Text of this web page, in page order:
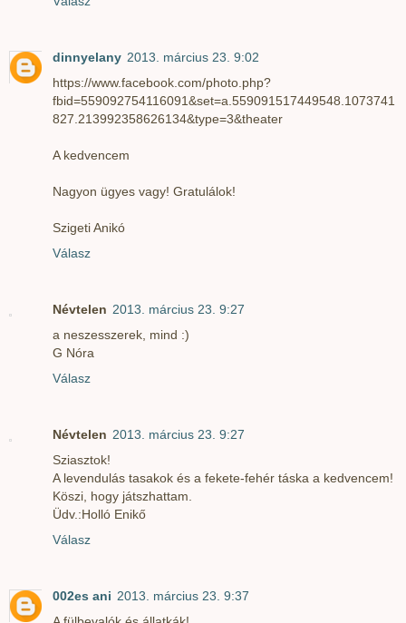
dinnyelany 2013. március 23. 9:02
https://www.facebook.com/photo.php?
fbid=559092754116091&set=a.559091517449548.1073741
827.213992358626134&type=3&theater
A kedvencem
Nagyon ügyes vagy! Gratulálok!
Szigeti Anikó
Válasz
Névtelen 2013. március 23. 9:27
a neszesszerek, mind :)
G Nóra
Válasz
Névtelen 2013. március 23. 9:27
Sziasztok!
A levendulás tasakok és a fekete-fehér táska a kedvencem!
Köszi, hogy játszhattam.
Üdv.:Holló Enikő
Válasz
002es ani 2013. március 23. 9:37